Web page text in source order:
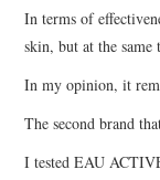
In terms of
skin, but at the
In my opinion, it
The second brand
I tested EAU